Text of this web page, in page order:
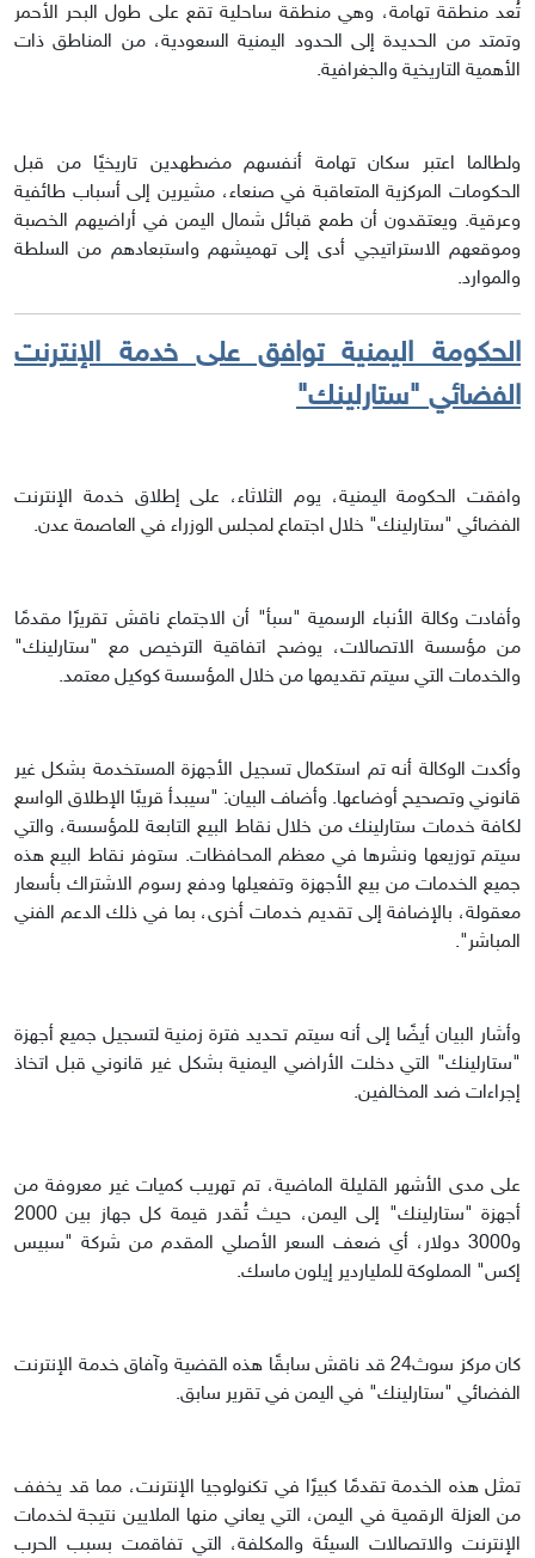
تُعد منطقة تهامة، وهي منطقة ساحلية تقع على طول البحر الأحمر
وتمتد من الحديدة إلى الحدود اليمنية السعودية، من المناطق ذات
الأهمية التاريخية والجغرافية.
ولطالما اعتبر سكان تهامة أنفسهم مضطهدين تاريخيًا من قبل
الحكومات المركزية المتعاقبة في صنعاء، مشيرين إلى أسباب طائفية
وعرقية. ويعتقدون أن طمع قبائل شمال اليمن في أراضيهم الخصبة
وموقعهم الاستراتيجي أدى إلى تهميشهم واستبعادهم من السلطة
والموارد.
الحكومة اليمنية توافق على خدمة الإنترنت
الفضائي "ستارلينك"
وافقت الحكومة اليمنية، يوم الثلاثاء، على إطلاق خدمة الإنترنت
الفضائي "ستارلينك" خلال اجتماع لمجلس الوزراء في العاصمة عدن.
وأفادت وكالة الأنباء الرسمية "سبأ" أن الاجتماع ناقش تقريرًا مقدمًا
من مؤسسة الاتصالات، يوضح اتفاقية الترخيص مع "ستارلينك"
والخدمات التي سيتم تقديمها من خلال المؤسسة كوكيل معتمد.
وأكدت الوكالة أنه تم استكمال تسجيل الأجهزة المستخدمة بشكل غير
قانوني وتصحيح أوضاعها. وأضاف البيان: "سيبدأ قريبًا الإطلاق الواسع
لكافة خدمات ستارلينك من خلال نقاط البيع التابعة للمؤسسة، والتي
سيتم توزيعها ونشرها في معظم المحافظات. ستوفر نقاط البيع هذه
جميع الخدمات من بيع الأجهزة وتفعيلها ودفع رسوم الاشتراك بأسعار
معقولة، بالإضافة إلى تقديم خدمات أخرى، بما في ذلك الدعم الفني
المباشر".
وأشار البيان أيضًا إلى أنه سيتم تحديد فترة زمنية لتسجيل جميع أجهزة
"ستارلينك" التي دخلت الأراضي اليمنية بشكل غير قانوني قبل اتخاذ
إجراءات ضد المخالفين.
على مدى الأشهر القليلة الماضية، تم تهريب كميات غير معروفة من
أجهزة "ستارلينك" إلى اليمن، حيث تُقدر قيمة كل جهاز بين 2000
و3000 دولار، أي ضعف السعر الأصلي المقدم من شركة "سبيس
إكس" المملوكة للملياردير إيلون ماسك.
كان مركز سوث24 قد ناقش سابقًا هذه القضية وآفاق خدمة الإنترنت
الفضائي "ستارلينك" في اليمن في تقرير سابق.
تمثل هذه الخدمة تقدمًا كبيرًا في تكنولوجيا الإنترنت، مما قد يخفف
من العزلة الرقمية في اليمن، التي يعاني منها الملايين نتيجة لخدمات
الإنترنت والاتصالات السيئة والمكلفة، التي تفاقمت بسبب الحرب